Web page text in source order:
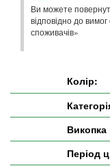
Ви можете
відповідно до
споживачів»
Колір:
Викопка
Період